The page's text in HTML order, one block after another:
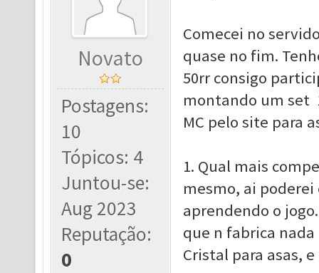
Novato
Postagens:
10
Tópicos: 4
Juntou-se:
Aug 2023
Reputação:
0
Comecei no
quase no fim.
50rr consigo
montando um set
MC pelo site para
1. Qual mais
mesmo, ai
aprendendo o
que n fabrica nada
Cristal para asas,